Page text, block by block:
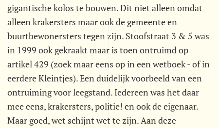
gigantische kolos te bouwen. Dit niet alleen omdat
alleen krakersters maar ook de gemeente en
buurtbewonersters tegen zijn. Stoofstraat 3 & 5 was
in 1999 ook gekraakt maar is toen ontruimd op
artikel 429 (zoek maar eens op in een wetboek - of in
eerdere Kleintjes). Een duidelijk voorbeeld van een
ontruiming voor leegstand. Iedereen was het daar
mee eens, krakersters, politie! en ook de eigenaar.
Maar goed, wet schijnt wet te zijn. Aan deze